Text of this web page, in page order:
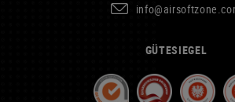
GÜTESIEGEL